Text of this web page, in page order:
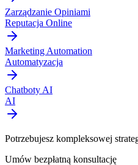
Zarządzanie Opiniami
Reputacja Online
Marketing Automation
Automatyzacja
Chatboty AI
AI
Potrzebujesz kompleksowej
Umów bezpłatną konsultację